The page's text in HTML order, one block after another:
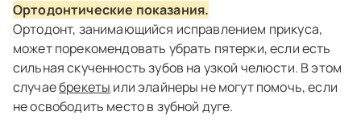
Ортодонтические показания.
Ортодонт, занимающийся исправлением прикуса,
может порекомендовать убрать пятерки, если есть
сильная скученность зубов на узкой челюсти. В этом
случаебрекеты или элайнеры не могут помочь, если
не освободить место в зубной дуге.